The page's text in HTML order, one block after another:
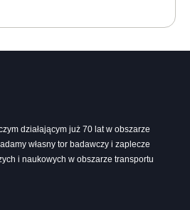
działającym już 70 lat w obszarze
własny tor badawczy i zaplecze
i naukowych w obszarze transportu